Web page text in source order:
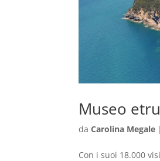
Museo
daCarolina Megale |
Con i suoi 18.000